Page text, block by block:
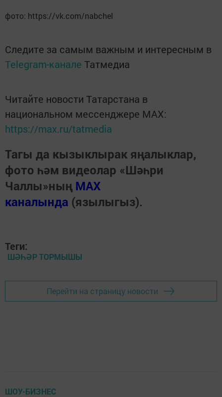
фото: https://vk.com/nabchel
Следите за самым важным и интересным в
Telegram-канале Татмедиа
Читайте новости Татарстана в
национальном мессенджере MАХ:
https://max.ru/tatmedia
Тагы да кызыклырак яңалыклар,
фото һәм видеолар «Шәһри
Чаллы»ның MAX
каналында (язылыгыз).
Теги:
ШӘҺӘР ТОРМЫШЫ
Перейти на страницу новости
ШОУ-БИЗНЕС